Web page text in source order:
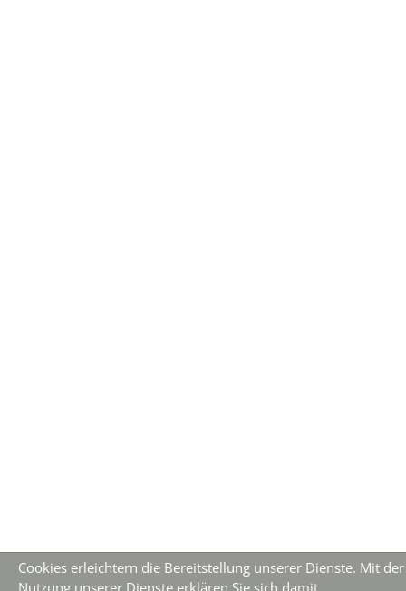
Cookies erleichtern die Bereitstellung unserer Dienste. Mit der
Nutzung unserer Dienste erklären Sie sich damit